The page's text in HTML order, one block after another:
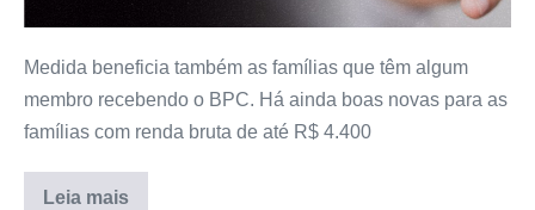
Medida beneficia também as famílias que têm algum
membro recebendo o BPC. Há ainda boas novas para as
famílias com renda bruta de até R$ 4.400
Leia mais